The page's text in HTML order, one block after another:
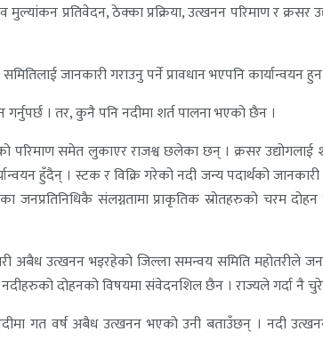
प्रतिवेदन, ठेक्का प्रक्रिया, उत्खनन परिमाण र
जानकारी गराउनु पर्ने प्रावधान भएपनि कार्यान्वयन
। तर, कुनै पनि नदीमा शर्त पालना भएको छैन ।
परिमाण समेत लुकाएर राजश्व छलेका छन् । क्रसर
हुँदैन् । स्टक र विक्रि गरेको नदी जन्य पदार्थको
संलग्नतामा प्राकृतिक स्रोतहरुको चरम
गरी अबैध उत्खनन भइरहेको जिल्ला समन्वय समिति
नदीहरुको दोहनको विषयमा संवेदनशिल छैन । राज्यले गर्दा नै
गत वर्ष अबैध उत्खनन भएको उनी बताउँछन् । नदी